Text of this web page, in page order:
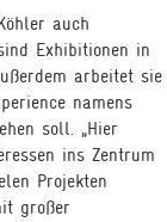
auch
Exhibitionen in
arbeitet sie
namens
soll. „Hier
ins Zentrum
Projekten
großer